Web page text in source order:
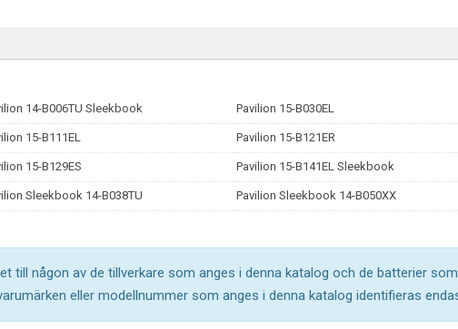
14-B006TU Sleekbook Pavilion 15-B030EL
15-B111EL Pavilion 15-B121ER
15-B129ES Pavilion 15-B141EL Sleekbook
Sleekbook 14-B038TU Pavilion Sleekbook 14-B050XX
till någon av de tillverkare som anges i denna katalog och de batterier
eller modellnummer som anges i denna katalog identifieras